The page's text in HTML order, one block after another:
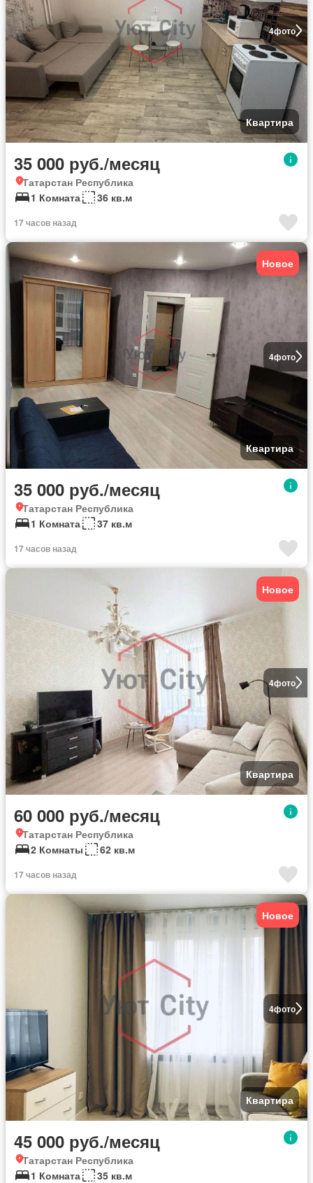
4фото
Квартира
35 000 руб./месяц
Татарстан Республика
1 Комната
36 кв.м
17 часов назад
4фото
Новое
Квартира
35 000 руб./месяц
Татарстан Республика
1 Комната
37 кв.м
17 часов назад
4фото
Новое
Квартира
60 000 руб./месяц
Татарстан Республика
2 Комнаты
62 кв.м
17 часов назад
4фото
Новое
Квартира
45 000 руб./месяц
Татарстан Республика
1 Комната
35 кв.м